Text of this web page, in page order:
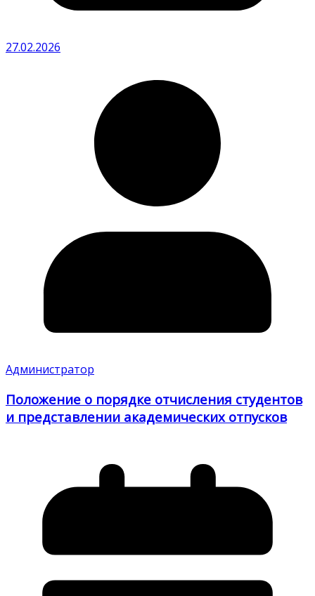
27.02.2026
Администратор
Положение о порядке отчисления студентов
и представлении академических отпусков